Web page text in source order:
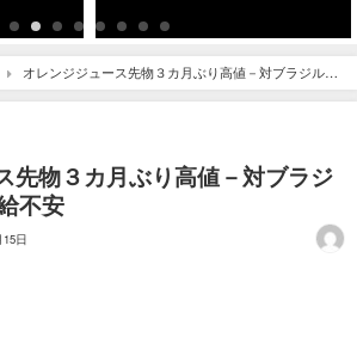
オレンジジュース先物３カ月ぶり高値－対ブラジル関
先物３カ月ぶり高値－対ブラジ
不安
15日